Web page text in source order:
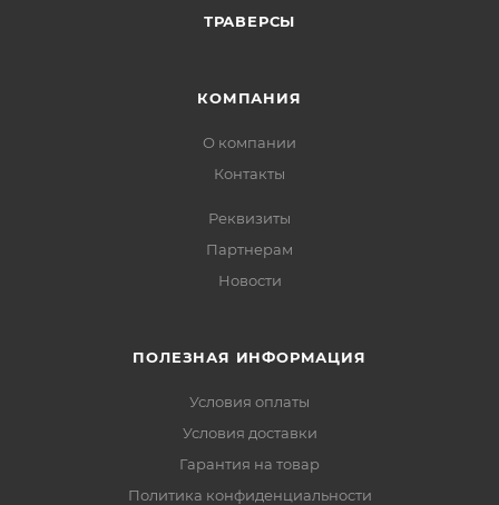
ТРАВЕРСЫ
КОМПАНИЯ
О компании
Контакты
Реквизиты
Партнерам
Новости
ПОЛЕЗНАЯ ИНФОРМАЦИЯ
Условия оплаты
Условия доставки
Гарантия на товар
Политика конфиденциальности